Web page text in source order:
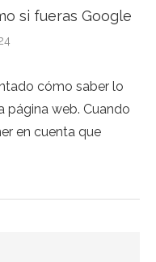
si fueras Google
cómo saber lo
página web. Cuando
en cuenta que